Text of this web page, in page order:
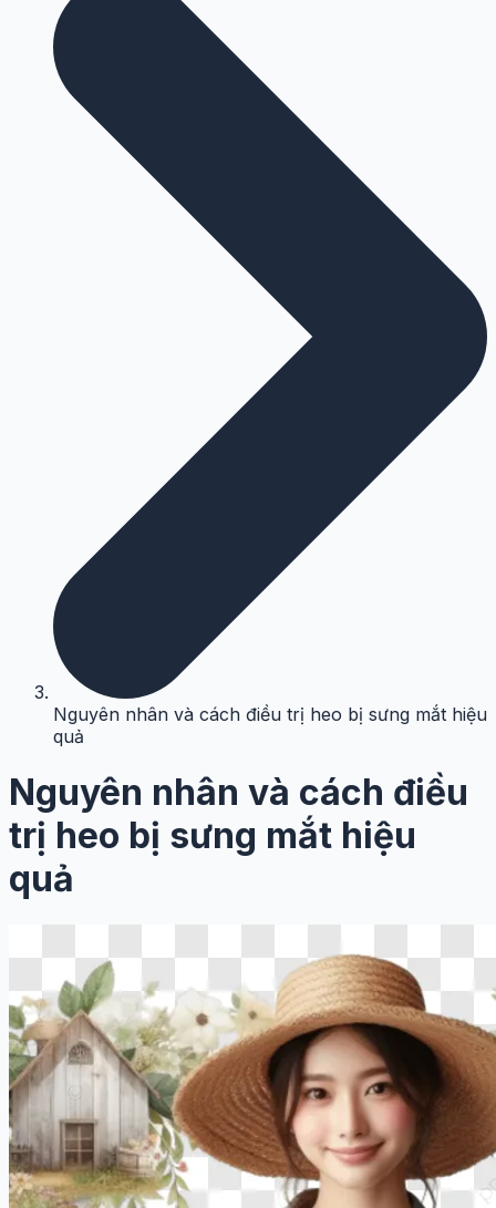
Nguyên nhân và cách điều trị heo bị sưng mắt hiệu
quả
Nguyên nhân và cách điều
trị heo bị sưng mắt hiệu
quả